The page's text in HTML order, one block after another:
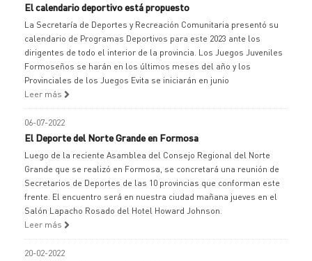
El calendario deportivo está propuesto
La Secretaría de Deportes y Recreación Comunitaria presentó su
calendario de Programas Deportivos para este 2023 ante los
dirigentes de todo el interior de la provincia. Los Juegos Juveniles
Formoseños se harán en los últimos meses del año y los
Provinciales de los Juegos Evita se iniciarán en junio
Leer más
06-07-2022
El Deporte del Norte Grande en Formosa
Luego de la reciente Asamblea del Consejo Regional del Norte
Grande que se realizó en Formosa, se concretará una reunión de
Secretarios de Deportes de las 10 provincias que conforman este
frente. El encuentro será en nuestra ciudad mañana jueves en el
Salón Lapacho Rosado del Hotel Howard Johnson.
Leer más
20-02-2022